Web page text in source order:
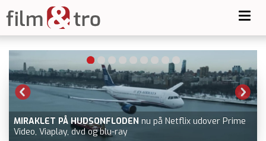
MIRAKLET PÅ HUDSONFLODEN nu på Netflix udover Prime
Video, Viaplay, dvd og blu-ray